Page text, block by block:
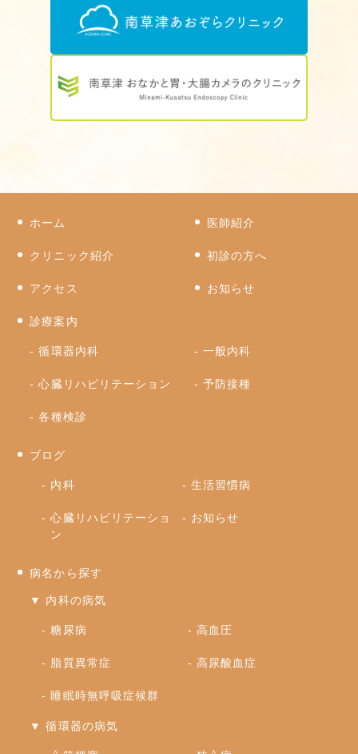
ホーム 医師紹介
クリニック紹介 初診の方へ
アクセス お知らせ
診療案内
循環器内科 一般内科
心臓リハビリテーション 予防接種
各種検診
ブログ
内科 生活習慣病
心臓リハビリテーショ
ン
お知らせ
病名から探す
▼ 内科の病気
糖尿病 高血圧
脂質異常症 高尿酸血症
睡眠時無呼吸症候群
▼ 循環器の病気